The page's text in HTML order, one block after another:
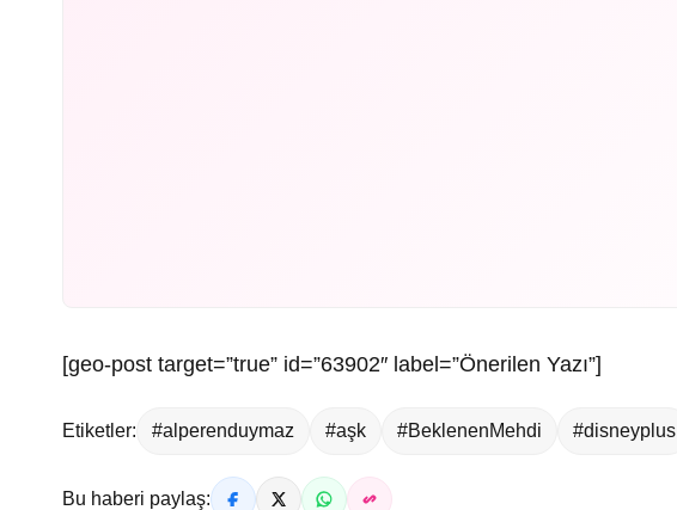
[geo-post target=”true” id=”63902″ label=”Önerilen Yazı”]
Etiketler: #alperenduymaz #aşk #BeklenenMehdi #disneyplus
Bu haberi paylaş: